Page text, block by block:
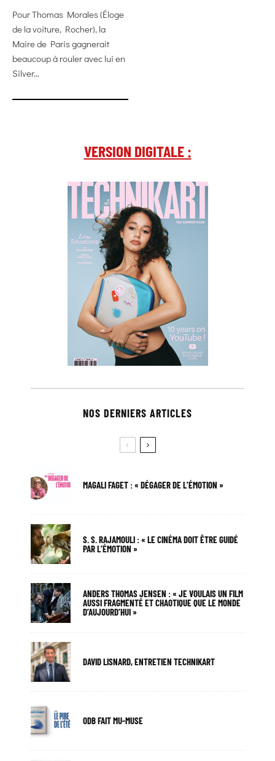
Pour Thomas Morales (Éloge
de la voiture, Rocher), la
Maire de Paris gagnerait
beaucoup à rouler avec lui en
Silver...
VERSION DIGITALE :
NOS DERNIERS ARTICLES
MAGALI FAGET : « DÉGAGER DE L’ÉMOTION »
S. S. RAJAMOULI : « LE CINÉMA DOIT ÊTRE GUIDÉ
PAR L’ÉMOTION »
ANDERS THOMAS JENSEN : « JE VOULAIS UN FILM
AUSSI FRAGMENTÉ ET CHAOTIQUE QUE LE MONDE
D’AUJOURD’HUI »
DAVID LISNARD, ENTRETIEN TECHNIKART
ODB FAIT MU-MUSE